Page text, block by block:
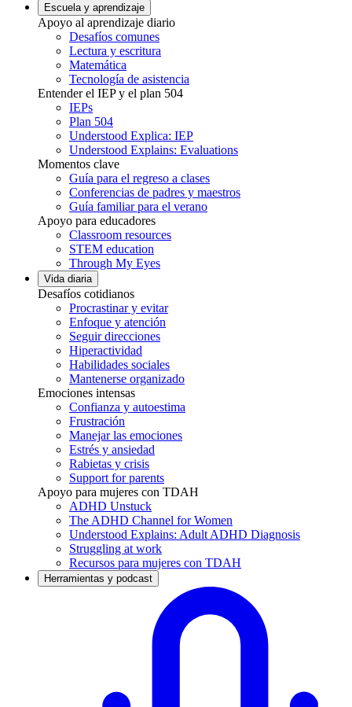
Escuela y aprendizaje
Apoyo al aprendizaje diario
Desafíos comunes
Lectura y escritura
Matemática
Tecnología de asistencia
Entender el IEP y el plan 504
IEPs
Plan 504
Understood Explica: IEP
Understood Explains: Evaluations
Momentos clave
Guía para el regreso a clases
Conferencias de padres y maestros
Guía familiar para el verano
Apoyo para educadores
Classroom resources
STEM education
Through My Eyes
Vida diaria
Desafíos cotidianos
Procrastinar y evitar
Enfoque y atención
Seguir direcciones
Hiperactividad
Habilidades sociales
Mantenerse organizado
Emociones intensas
Confianza y autoestima
Frustración
Manejar las emociones
Estrés y ansiedad
Rabietas y crisis
Support for parents
Apoyo para mujeres con TDAH
ADHD Unstuck
The ADHD Channel for Women
Understood Explains: Adult ADHD Diagnosis
Struggling at work
Recursos para mujeres con TDAH
Herramientas y podcast